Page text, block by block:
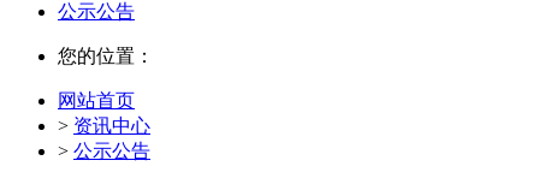
公示公告
您的位置：
网站首页
> 资讯中心
> 公示公告